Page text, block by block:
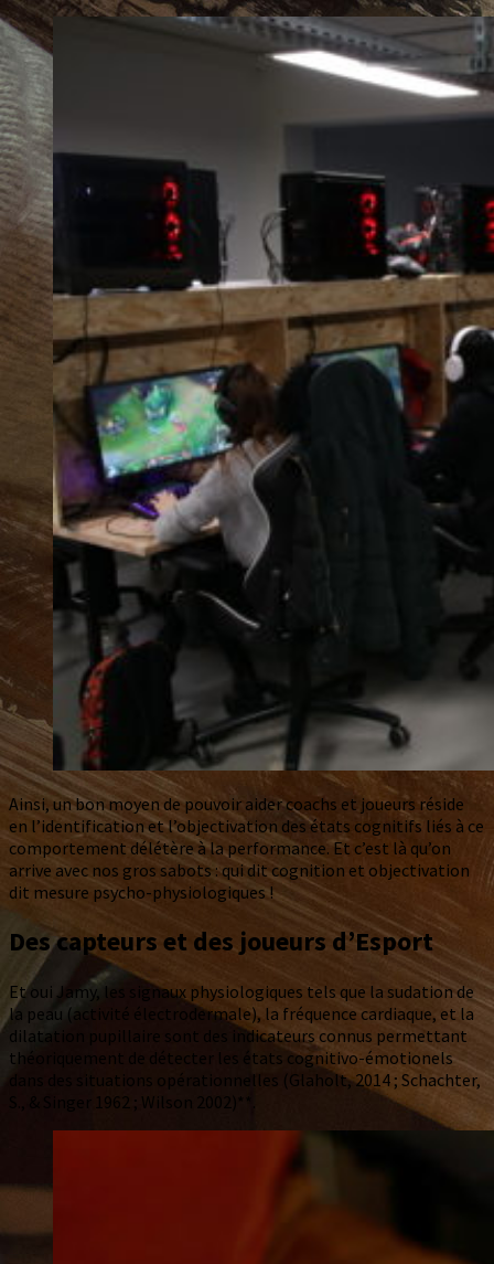
Ainsi, un bon moyen de pouvoir aider coachs et joueurs réside
en l’identification et l’objectivation des états cognitifs liés à ce
comportement délétère à la performance. Et c’est là qu’on
arrive avec nos gros sabots : qui dit cognition et objectivation
dit mesure psycho-physiologiques !
Des capteurs et des joueurs d’Esport
Et oui Jamy, les signaux physiologiques tels que la sudation de
la peau (activité électrodermale), la fréquence cardiaque, et la
dilatation pupillaire sont des indicateurs connus permettant
théoriquement de détecter les états cognitivo-émotionels
dans des situations opérationnelles (Glaholt, 2014 ; Schachter,
S., & Singer 1962 ; Wilson 2002)**.